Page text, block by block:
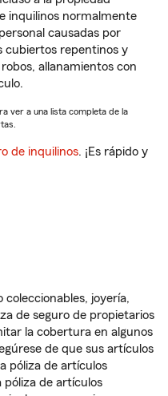
inquilinos normalmente
causadas por
cubiertos repentinos y
allanamientos con
ver a una lista completa de la
de inquilinos. ¡Es rápido y
joyería,
de seguro de propietarios
la cobertura en algunos
de que sus artículos
póliza de artículos
póliza de artículos